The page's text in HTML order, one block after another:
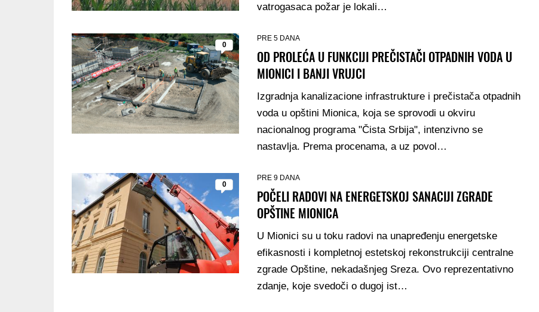
vatrogasaca požar je lokali…
0
PRE 5 DANA
OD PROLEĆA U FUNKCIJI PREČISTAČI OTPADNIH VODA U
MIONICI I BANJI VRUJCI
Izgradnja kanalizacione infrastrukture i prečistača otpadnih
voda u opštini Mionica, koja se sprovodi u okviru
nacionalnog programa "Čista Srbija", intenzivno se
nastavlja. Prema procenama, a uz povol…
0
PRE 9 DANA
POČELI RADOVI NA ENERGETSKOJ SANACIJI ZGRADE
OPŠTINE MIONICA
U Mionici su u toku radovi na unapređenju energetske
efikasnosti i kompletnoj estetskoj rekonstrukciji centralne
zgrade Opštine, nekadašnjeg Sreza. Ovo reprezentativno
zdanje, koje svedoči o dugoj ist…